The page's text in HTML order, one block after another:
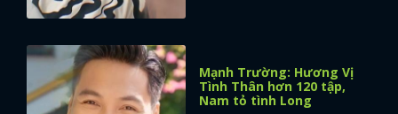
Mạnh Trường: Hương Vị
Tình Thân hơn 120 tập,
Nam tỏ tình Long